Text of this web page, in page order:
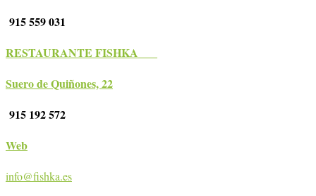
915 559 031
RESTAURANTE FISHKA
Suero de Quiñones, 22
915 192 572
Web
info@fishka.es